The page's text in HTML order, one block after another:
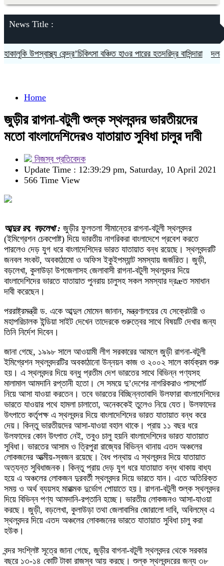
News Title :
উপস্বাস্থ্য কেন্দ্র’চিকিৎসা বঞ্চিত হাওর পারের হতদরিদ্র বাসিন্দারা দলকে
Home
জুড়ীর রাগনা-বটুলী শুল্ক স্থলবন্দর ভারতীয়দের
মতো বাংলাদেশিদেরও যাতায়াত সুবিধা চালুর দাবী
নিজস্ব প্রতিবেদক
Update Time : 12:39:29 pm, Saturday, 10 April 2021
566 Time View
আব্দুর রব, বড়লেখা : জুড়ীর ফুলতলা সীমান্তের রাগনা-বটুলী স্থলবন্দর
(ইমিগ্রেশন চেকপোষ্ট) দিয়ে ভারতীয় নাগরিকরা বাংলাদেশে প্রবেশ করতে
পারলেও দেড় যুগ ধরে বাংলাদেশিদের ভারত যাতায়াত বন্ধ রয়েছে। স্থলবন্দরটি
জনবল সংকট, অবকাঠামো ও অফিস ইকুইপম্যান্ট সমস্যায় জর্জরিত। জুড়ী,
বড়লেখা, কুলাউড়া উপজেলাসহ জেলাবাসী রাগনা-বটুলী স্থলবন্দর দিয়ে
বাংলাদেশিদের ভারতে যাতায়াত পুনরায় চালুসহ সকল সমস্যার দ্রæত সমাধান
দাবী করেছেন।
পররাষ্ট্রমন্ত্রী ড. একে আব্দুল মোমেন জানান, মন্ত্রণালয়ের যে সেক্রেটারী ও
মহাপরিচালক ইন্ডিয়া সাইট দেখেন তাদেরকে গুরুত্বের সাথে বিষয়টি দেখার জন্য
তিনি নির্দেশ দিবেন।
জানা গেছে, ১৯৯৮ সালে আওয়ামী লীগ সরকারের আমলে জুড়ী রাগনা-বটুলী
ইমিগ্রেশন স্থলবন্দরটির অবকাঠানো উন্নয়ন কাজ ও ২০০২ সালে কার্যক্রম শুরু
হয়। এ স্থলবন্দর দিয়ে বন্ধু প্রতীম দেশ ভারতের সাথে বিভিন্ন পণ্যসহ
মালামাল আমদানি রপ্তানী হতো। সে সময়ে দু’দেশের নাগরিকরাও পাসপোর্ট
নিয়ে আসা যাওয়া করতেন। তবে ভারতের বিচ্ছিন্নতাবাদি উলফারা বাংলাদেশিদের
ভারতে যাওয়ার পথে হামলা চালাতো, অনেককেই তুলেও নিয়ে যেত। উলফাদের
উৎপাতে কর্তৃপক্ষ এ স্থলবন্দর দিয়ে বাংলাদেশিদের ভারত যাতায়াত বন্ধ করে
দেয়। কিন্তু ভারতীয়দের আসা-যাওয়া বহাল থাকে। প্রায় ১১ বছর ধরে
উলফাদের কোন উৎপাত নেই, তবুও চালু হয়নি বাংলাদেশিদের ভারত যাতায়াত
সুবিধা। ভারতের আসাম ও ত্রিপুরা রাজ্যের বিভিন্ন থানায় এতদ অঞ্চলের
লোকজনের আত্মীয়-স্বজন রয়েছে। বৈধ পন্থায় এ স্থলবন্দর দিয়ে যাতায়াত
অত্যন্ত সুবিধাজনক। কিন্তু প্রায় দেড় যুগ ধরে যাতায়াত বন্ধ থাকায় বাধ্য
হয়ে এ অঞ্চলের লোকজন দুরবর্তী স্থলবন্দর দিয়ে ভারতে যান। এতে অতিরিক্ত
সময় ও অর্থ ব্যয়সহ মারাত্মক দুর্ভোগ পোয়াতে হয়। রাগনা-বটুলী শুল্ক স্থলবন্দর
দিয়ে বিভিন্ন পণ্য আমদানি-রপ্তানি হচ্ছে। ভারতীয় লোকজনও আসা-যাওয়া
করছে। জুড়ী, বড়লেখা, কুলাউড়া তথা জেলাবাসির জোরালো দাবি, অবিলম্বে এ
স্থলবন্দর দিয়ে এতদ অঞ্চলের লোকজনের ভারতে যাতায়াত সুবিধা চালু করা
হউক।
বন্দর সংশ্লিষ্ট সূত্রে জানা গেছে, জুড়ীর বাগনা-বটুলী স্থলবন্দর থেকে সরকার
বছরে ১৩-১৪ কোটি টাকা রাজস্ব আয় করছে। শুল্ক স্থলবন্দরের জন্য ৩৮